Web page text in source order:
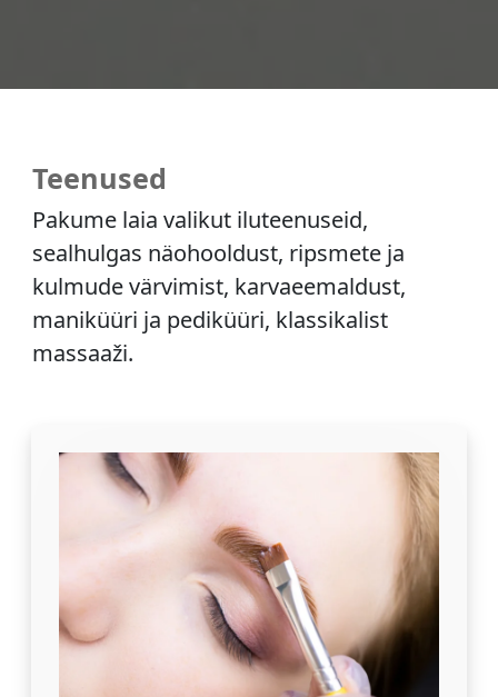
Teenused
Pakume laia valikut iluteenuseid,
sealhulgas näohooldust, ripsmete ja
kulmude värvimist, karvaeemaldust,
maniküüri ja pediküüri, klassikalist
massaaži.